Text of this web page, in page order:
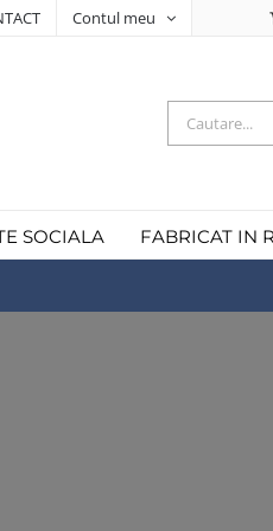
Contul meu
Cautare...
SOCIALA FABRICAT IN